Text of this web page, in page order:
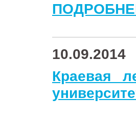
10.09.2014
Краевая